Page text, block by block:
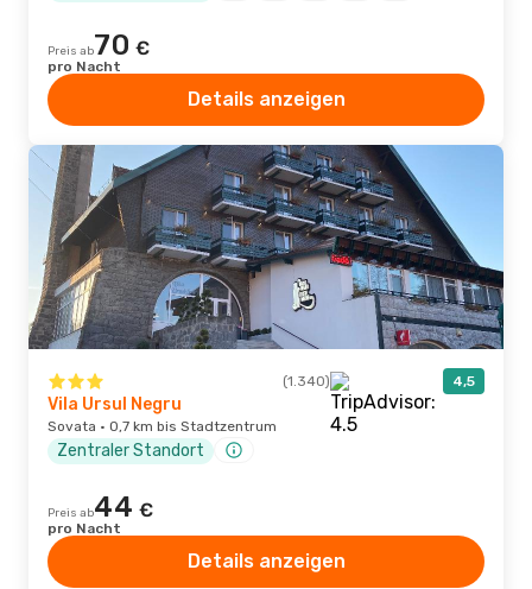
Preis ab70 €
pro Nacht
Details anzeigen
(1.340) 4,5
Vila Ursul Negru
Sovata · 0,7 km bis Stadtzentrum
Zentraler Standort
Preis ab44 €
pro Nacht
Details anzeigen